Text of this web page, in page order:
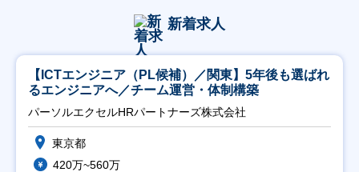
新着求人
【ICTエンジニア（PL候補）／関東】5年後も選ばれ
るエンジニアへ／チーム運営・体制構築
パーソルエクセルHRパートナーズ株式会社
東京都
420万~560万